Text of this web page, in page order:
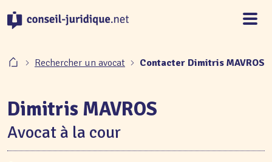
Rechercher un avocat Contacter Dimitris MAVROS
Dimitris MAVROS
Avocat à la cour